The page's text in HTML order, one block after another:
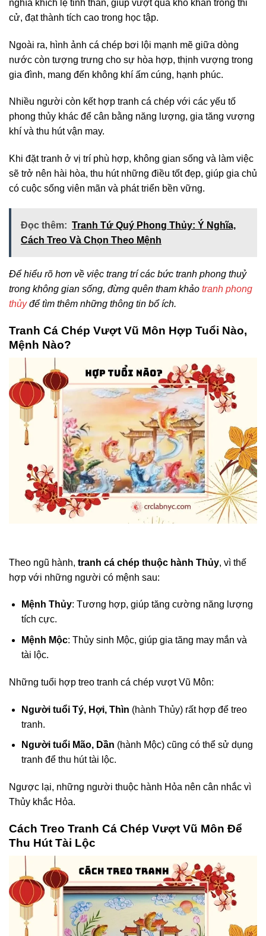
nghĩa khích lệ tinh thần, giúp vượt qua khó khăn trong thi
cử, đạt thành tích cao trong học tập.
Ngoài ra, hình ảnh cá chép bơi lội mạnh mẽ giữa dòng
nước còn tượng trưng cho sự hòa hợp, thịnh vượng trong
gia đình, mang đến không khí ấm cúng, hạnh phúc.
Nhiều người còn kết hợp tranh cá chép với các yếu tố
phong thủy khác để cân bằng năng lượng, gia tăng vượng
khí và thu hút vận may.
Khi đặt tranh ở vị trí phù hợp, không gian sống và làm việc
sẽ trở nên hài hòa, thu hút những điều tốt đẹp, giúp gia chủ
có cuộc sống viên mãn và phát triển bền vững.
Đọc thêm: Tranh Tứ Quý Phong Thủy: Ý Nghĩa,
Cách Treo Và Chọn Theo Mệnh
Để hiểu rõ hơn về việc trang trí các bức tranh phong thuỷ
trong không gian sống, đừng quên tham khảo tranh phong
thủyđể tìm thêm những thông tin bổ ích.
Tranh Cá Chép Vượt Vũ Môn Hợp Tuổi Nào,
Mệnh Nào?
Theo ngũ hành, tranh cá chép thuộc hành Thủy, vì thế
hợp với những người có mệnh sau:
Mệnh Thủy: Tương hợp, giúp tăng cường năng lượng
tích cực.
Mệnh Mộc: Thủy sinh Mộc, giúp gia tăng may mắn và
tài lộc.
Những tuổi hợp treo tranh cá chép vượt Vũ Môn:
Người tuổi Tý, Hợi, Thìn (hành Thủy) rất hợp để treo
tranh.
Người tuổi Mão, Dần (hành Mộc) cũng có thể sử dụng
tranh để thu hút tài lộc.
Ngược lại, những người thuộc hành Hỏa nên cân nhắc vì
Thủy khắc Hỏa.
Cách Treo Tranh Cá Chép Vượt Vũ Môn Để
Thu Hút Tài Lộc